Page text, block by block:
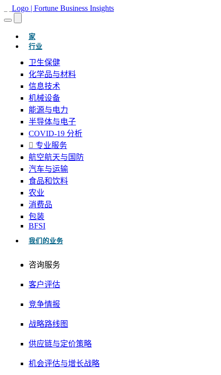
家(当前的)
行业
卫生保健
化学品与材料
信息技术
机械设备
能源与电力
半导体与电子
COVID-19 分析
专业服务
航空航天与国防
汽车与运输
食品和饮料
农业
消费品
包装
BFSI
我们的业务
咨询服务
客户评估
竞争情报
战略路线图
供应链与定价策略
机会评估与增长战略